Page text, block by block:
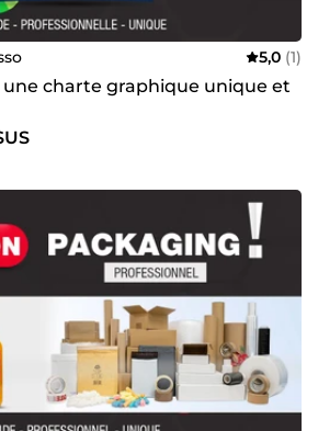
5,0 (1)
une charte graphique unique et